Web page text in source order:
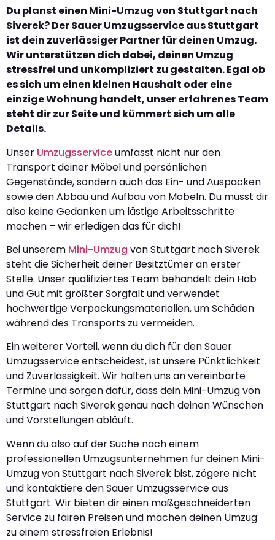
Du planst einen Mini-Umzug von Stuttgart nach
Siverek? Der Sauer Umzugsservice aus Stuttgart
ist dein zuverlässiger Partner für deinen Umzug.
Wir unterstützen dich dabei, deinen Umzug
stressfrei und unkompliziert zu gestalten. Egal ob
es sich um einen kleinen Haushalt oder eine
einzige Wohnung handelt, unser erfahrenes Team
steht dir zur Seite und kümmert sich um alle
Details.
Unser Umzugsserviceumfasst nicht nur den
Transport deiner Möbel und persönlichen
Gegenstände, sondern auch das Ein- und Auspacken
sowie den Abbau und Aufbau von Möbeln. Du musst dir
also keine Gedanken um lästige Arbeitsschritte
machen – wir erledigen das für dich!
Bei unserem Mini-Umzug von Stuttgart nach Siverek
steht die Sicherheit deiner Besitztümer an erster
Stelle. Unser qualifiziertes Team behandelt dein Hab
und Gut mit größter Sorgfalt und verwendet
hochwertige Verpackungsmaterialien, um Schäden
während des Transports zu vermeiden.
Ein weiterer Vorteil, wenn du dich für den Sauer
Umzugsservice entscheidest, ist unsere Pünktlichkeit
und Zuverlässigkeit. Wir halten uns an vereinbarte
Termine und sorgen dafür, dass dein Mini-Umzug von
Stuttgart nach Siverek genau nach deinen Wünschen
und Vorstellungen abläuft.
Wenn du also auf der Suche nach einem
professionellen Umzugsunternehmen für deinen Mini-
Umzug von Stuttgart nach Siverek bist, zögere nicht
und kontaktiere den Sauer Umzugsservice aus
Stuttgart. Wir bieten dir einen maßgeschneiderten
Service zu fairen Preisen und machen deinen Umzug
zu einem stressfreien Erlebnis!